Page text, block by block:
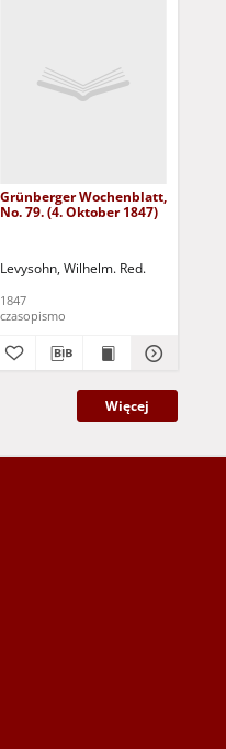
Grünberger Wochenblatt,
No. 79. (4. Oktober 1847)
Levysohn, Wilhelm. Red.
1847
czasopismo
Więcej